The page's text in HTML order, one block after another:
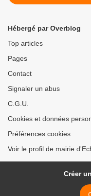
Hébergé par Overblog
Top articles
Pages
Contact
Signaler un abus
C.G.U.
Cookies et données
Préférences cookies
Voir le profil de mairie
Créer